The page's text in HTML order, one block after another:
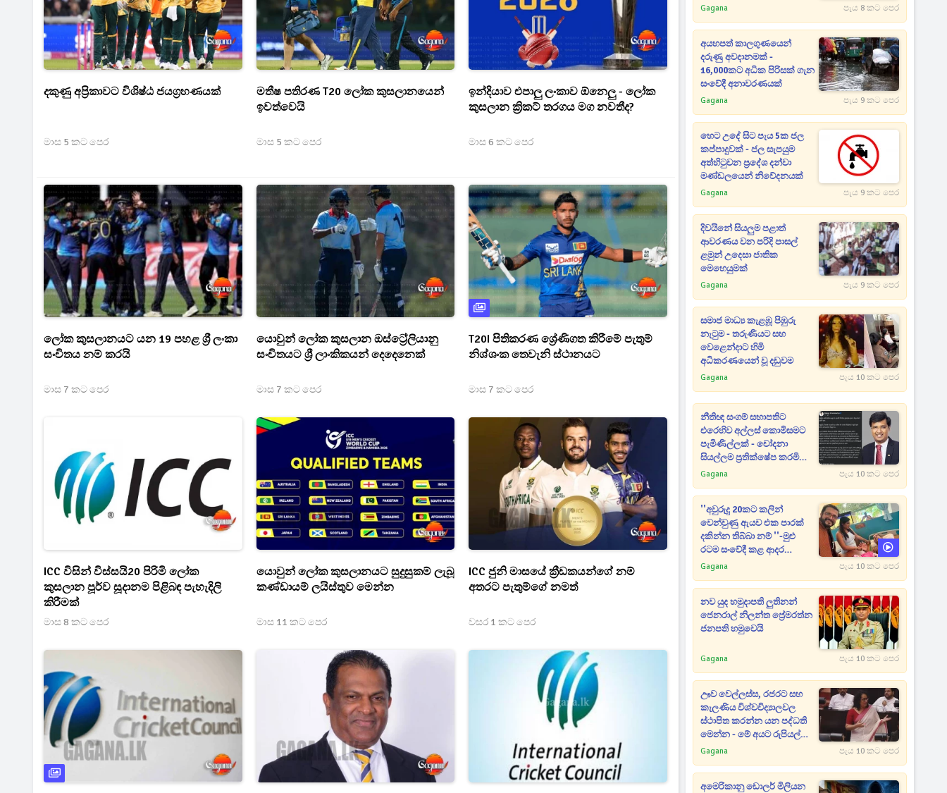
දකුණු අප්‍රිකාවට විශිෂ්ඨ ජයග්‍රහණයක්
මාස 5 කට පෙර
මතීෂ පතිරණ T20 ලෝක කුසලානයෙන්
ඉවත්වෙයි
මාස 5 කට පෙර
ඉන්දියාව එපාලු ලංකාව ඕනෙලු - ලෝක
කුසලාන ක්‍රිකට් තරගය මග නවතීද?
මාස 6 කට පෙර
ලෝක කුසලානයට යන 19 පහළ ශ්‍රී ලංකා
සංචිතය නම් කරයි
මාස 7 කට පෙර
යොවුන් ලෝක කුසලාන ඔස්ට්‍රේලියානු
සංචිතයට ශ්‍රී ලාංකිකයන් දෙදෙනෙක්
මාස 7 කට පෙර
T20I පිතිකරණ ශ්‍රේණිගත කිරීමේ පැතුම්
නිශ්ශංක තෙවැනි ස්ථානයට
මාස 7 කට පෙර
ICC විසින් විස්සයි20 පිරිමි ලෝක
කුසලාන පූර්ව සූදානම පිළිබඳ පැහැදිලි
කිරීමක්
මාස 8 කට පෙර
යොවුන් ලෝක කුසලානයට සුදුසුකම් ලැබූ
කණ්ඩායම් ලයිස්තුව මෙන්න
මාස 11 කට පෙර
ICC ජුනි මාසයේ ක්‍රීඩකයන්ගේ නම්
අතරට පැතුම්ගේ නමත්
වසර 1 කට පෙර
Gagana පැය 8 කට පෙර
අයහපත් කාලගුණයෙන්
දරුණු අවදානමක් -
16,000කට අධික පිරිසක් ගැන
සංවේදී අනාවරණයක්
Gagana පැය 9 කට පෙර
හෙට උදේ සිට පැය 5ක ජල
කප්පාදුවක් - ජල සැපයුම
අත්හිටුවන ප්‍රදේශ දන්වා
මණ්ඩලයෙන් නිවේදනයක්
Gagana පැය 9 කට පෙර
දිවයිනේ සියලුම පළාත්
ආවරණය වන පරිදි පාසල්
ළමුන් උදෙසා ජාතික
මෙහෙයුමක්
Gagana පැය 9 කට පෙර
සමාජ මාධ්‍ය කැළඹූ පිඹුරු
නැටුම - තරුණියට සහ
වෙළෙන්දාට හිමි
අධිකරණයෙන් වූ දඩුවම
Gagana පැය 10 කට පෙර
නීතිඥ සංගම් සභාපතිට
එරෙහිව අල්ලස් කොමිසමට
පැමිණිල්ලක් - චෝදනා
සියල්ලම ප්‍රතික්ෂේප කරමින්
රජීව්ගෙන් බුකියට සටහනක්
Gagana පැය 10 කට පෙර
''අවුරුදු 20කට කලින්
වෙන්වුණු ඇයව එක පාරක්
දකින්න තිබ්බා නම් ''-මුළු
රටම සංවේදී කළ ආදර
අමරණීය මතකය
Gagana පැය 10 කට පෙර
නව යුද හමුදාපති ලුතිනන්
ජෙනරාල් නිලන්ත ප්‍රේමරත්න
ජනපති හමුවෙයි
Gagana පැය 10 කට පෙර
ඌව වෙල්ලස්ස, රජරට සහ
කැලණිය විශ්වවිද්‍යාලවල
ස්ථාපිත කරන්න යන පද්ධති
මෙන්න - මේ අයට රුපියල්
මිලියනය දක්වා මූල්‍ය සහයක්
Gagana පැය 10 කට පෙර
අමෙරිකානු ඩොලර් මිලියන